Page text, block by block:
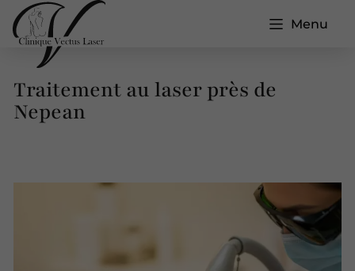
Menu
Traitement au laser près de
Nepean